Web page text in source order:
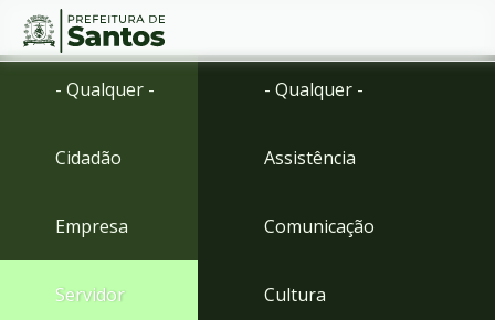
Ir
menu
Conteúdo
- Qualquer -
Cidadão
Empresa
Servidor
- Qualquer -
Assistência
Comunicação
Cultura